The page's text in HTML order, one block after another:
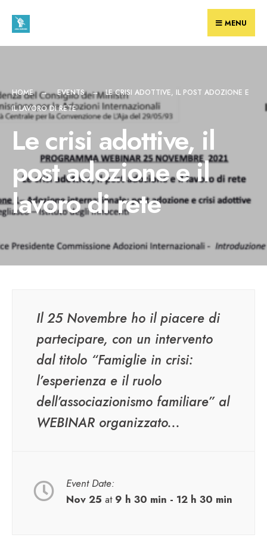
MENU
HOME EVENTS
LE CRISI ADOTTIVE, IL POST ADOZIONE E
IL LAVORO DI RETE
Le crisi adottive, il
post adozione e il
lavoro di rete
Il 25 Novembre ho il piacere di
partecipare, con un intervento
dal titolo “Famiglie in crisi:
l’esperienza e il ruolo
dell’associazionismo familiare” al
WEBINAR organizzato...
Event Date:
Nov 25 at 9 h 30 min - 12 h 30 min